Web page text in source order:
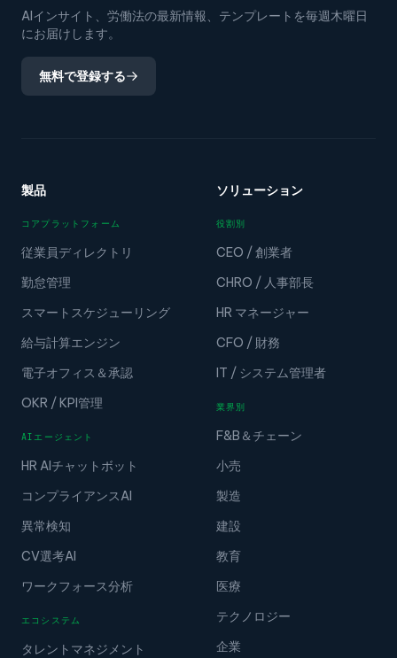
AIインサイト、労働法の最新情報、テンプレートを毎週木曜日
にお届けします。
無料で登録する
製品
コアプラットフォーム
従業員ディレクトリ
勤怠管理
スマートスケジューリング
給与計算エンジン
電子オフィス＆承認
OKR / KPI管理
AIエージェント
HR AIチャットボット
コンプライアンスAI
異常検知
CV選考AI
ワークフォース分析
エコシステム
タレントマネジメント
ソリューション
役割別
CEO / 創業者
CHRO / 人事部長
HR マネージャー
CFO / 財務
IT / システム管理者
業界別
F&B＆チェーン
小売
製造
建設
教育
医療
テクノロジー
企業